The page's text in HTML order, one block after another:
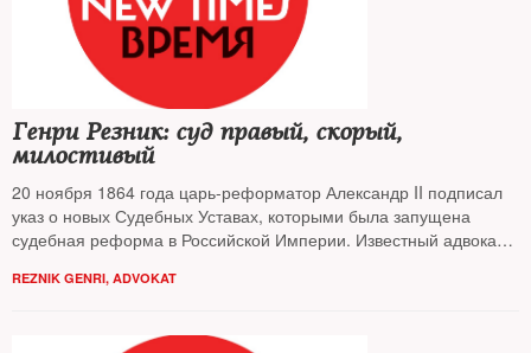
Генри Резник: суд правый, скорый,
милостивый
20 ноября 1864 года царь-реформатор Александр II подписал
указ о новых Судебных Уставах, которыми была запущена
судебная реформа в Российской Империи. Известный адвокат,
проекта
лекцию, посвященную этому событию
REZNIK GENRI, ADVOKAT